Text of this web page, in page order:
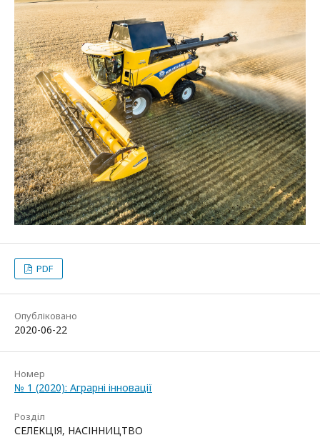
PDF
Опубліковано
2020-06-22
Номер
№ 1 (2020): Аграрні інновації
Розділ
СЕЛЕКЦІЯ, НАСІННИЦТВО